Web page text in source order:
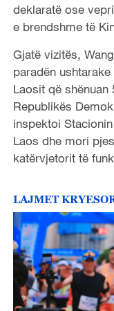
deklaratë ose
e brendshme të
Gjatë vizitës,
paradën
Laosit që
Republikës
inspektoi
Laos dhe mori
katërvjetorit të
LAJMET